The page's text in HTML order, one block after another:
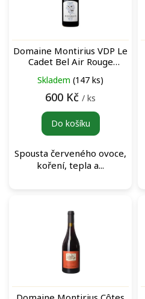
oDomaine Montirius VDP Le
Cadet Bel Air Rouge
Skladem (147 ks)
600 Kč / ks
Do košíku
Spousta červeného ovoce,
koření, tepla a...